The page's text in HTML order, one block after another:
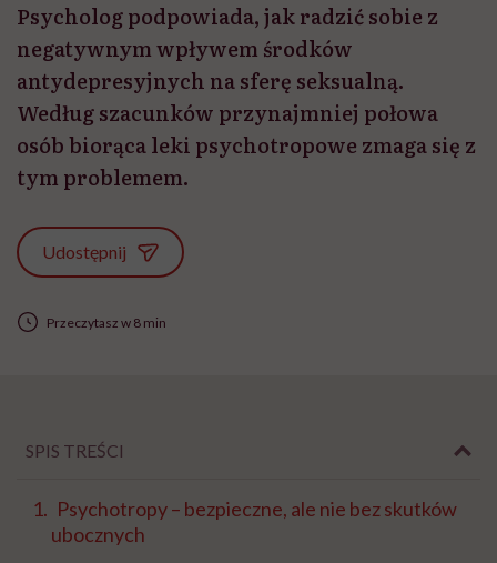
Psycholog podpowiada, jak radzić sobie z
negatywnym wpływem środków
antydepresyjnych na sferę seksualną.
Według szacunków przynajmniej połowa
osób biorąca leki psychotropowe zmaga się z
tym problemem.
Udostępnij
Przeczytasz w 8 min
SPIS TREŚCI
Psychotropy – bezpieczne, ale nie bez skutków
ubocznych